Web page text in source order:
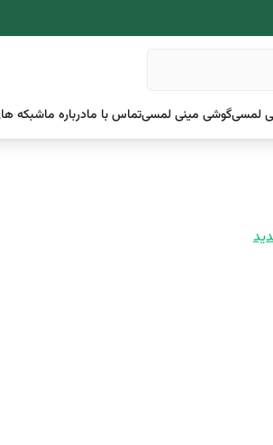
لمسیگوشی مینی لمسیتماس با مادرباره ماشبکه